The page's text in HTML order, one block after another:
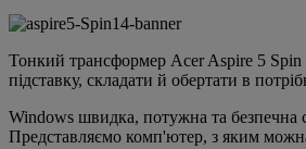
Тонкий трансформер Acer Aspire 5 Spin
підставку, складати й обертати в
Windows швидка, потужна та безпечна
Представляємо комп'ютер, з яким